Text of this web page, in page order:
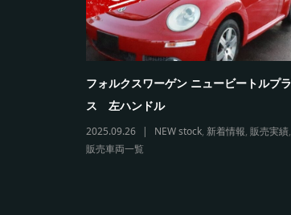
フォルクスワーゲン ニュービートルプラ
ス 左ハンドル
2025.09.26 NEW stock, 新着情報, 販売実績,
販売車両一覧